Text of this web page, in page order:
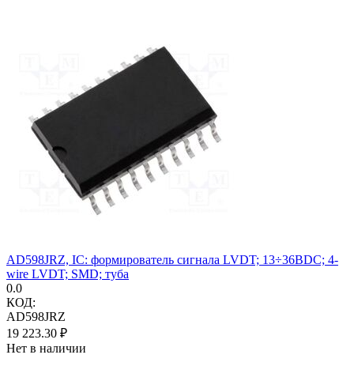
AD598JRZ, IC: формирователь сигнала LVDT; 13÷36ВDC; 4-
wire LVDT; SMD; туба
0.0
КОД:
AD598JRZ
19 223.30 ₽
Нет в наличии